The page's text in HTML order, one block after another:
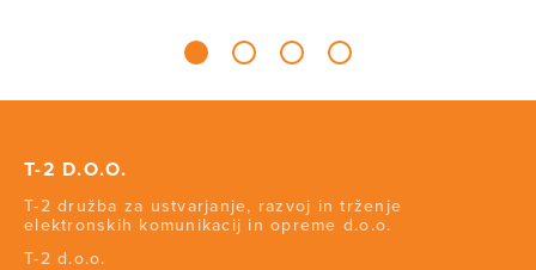
T-2 D.O.O.
T-2 družba za ustvarjanje, razvoj in trženje
elektronskih komunikacij in opreme d.o.o.
T-2 d.o.o.